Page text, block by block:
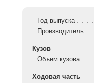
Год выпуска
Производитель
Кузов
Объем кузова
Ходовая часть